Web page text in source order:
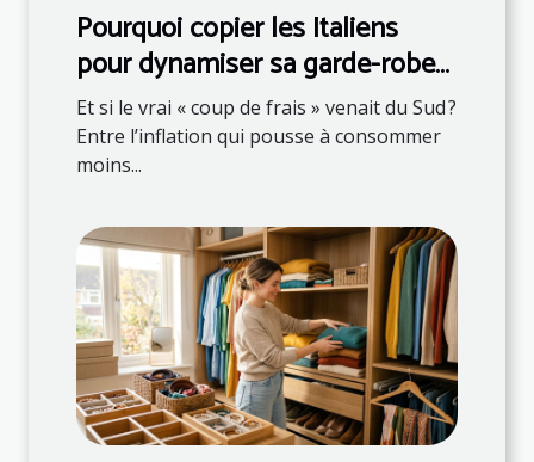
Pourquoi copier les Italiens
pour dynamiser sa garde-robe
et son assiette
Et si le vrai « coup de frais » venait du Sud ?
Entre l’inflation qui pousse à consommer
moins...